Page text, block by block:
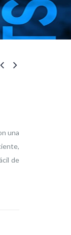
una
de